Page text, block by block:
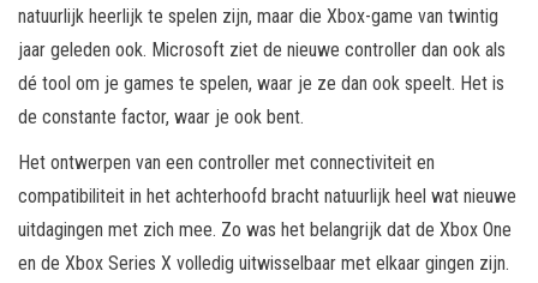
natuurlijk heerlijk te spelen zijn, maar die Xbox-game van twintig
jaar geleden ook. Microsoft ziet de nieuwe controller dan ook als
dé tool om je games te spelen, waar je ze dan ook speelt. Het is
de constante factor, waar je ook bent.
Het ontwerpen van een controller met connectiviteit en
compatibiliteit in het achterhoofd bracht natuurlijk heel wat nieuwe
uitdagingen met zich mee. Zo was het belangrijk dat de Xbox One
en de Xbox Series X volledig uitwisselbaar met elkaar gingen zijn.